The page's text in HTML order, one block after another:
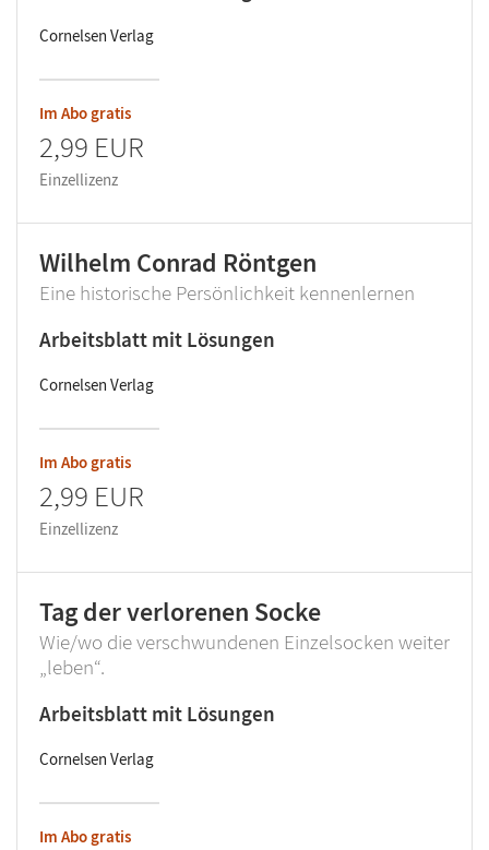
Cornelsen Verlag
Im Abo gratis
2,99 EUR
Einzellizenz
Wilhelm Conrad Röntgen
Eine historische Persönlichkeit kennenlernen
Arbeitsblatt mit Lösungen
Cornelsen Verlag
Im Abo gratis
2,99 EUR
Einzellizenz
Tag der verlorenen Socke
Wie/wo die verschwundenen Einzelsocken weiter
„leben“.
Arbeitsblatt mit Lösungen
Cornelsen Verlag
Im Abo gratis